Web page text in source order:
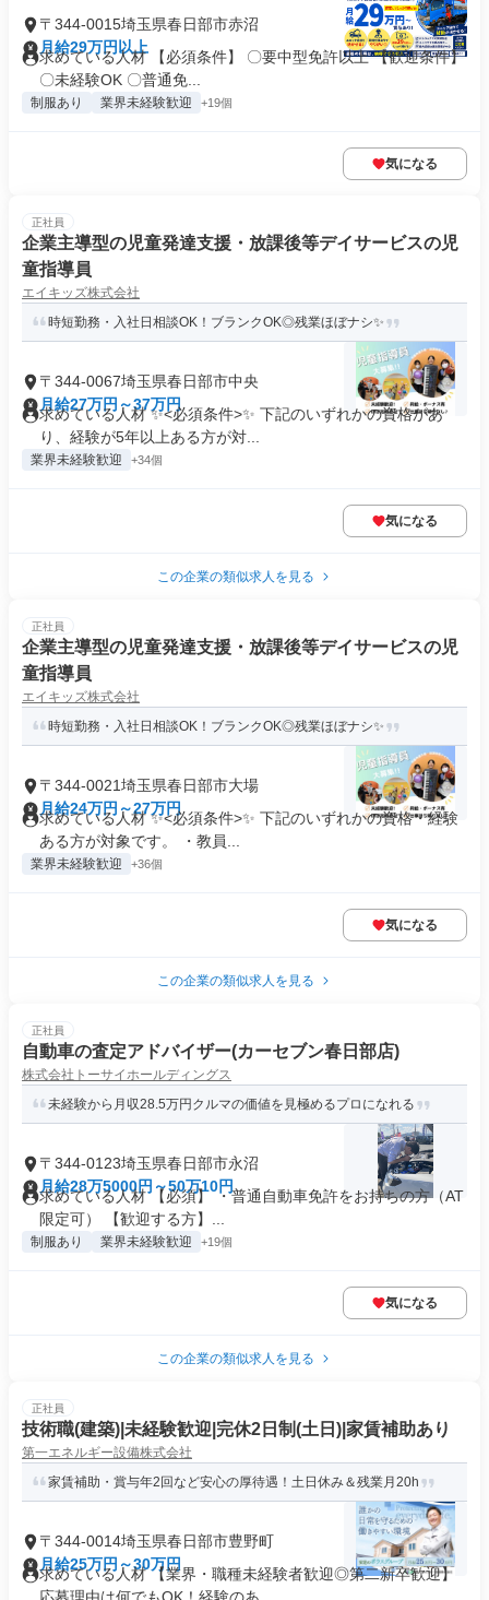
〒344-0015埼玉県春日部市赤沼
月給29万円以上
求めている人材 【必須条件】 〇要中型免許以上 【歓迎条件】
〇未経験OK 〇普通免...
制服あり 業界未経験歓迎 +19個
気になる
正社員
企業主導型の児童発達支援・放課後等デイサービスの児
童指導員
エイキッズ株式会社
時短勤務・入社日相談OK！ブランクOK◎残業ほぼナシ✨
〒344-0067埼玉県春日部市中央
月給27万円～37万円
求めている人材 ✨<必須条件>✨ 下記のいずれかの資格があ
り、経験が5年以上ある方が対...
業界未経験歓迎 +34個
気になる
この企業の類似求人を見る
正社員
企業主導型の児童発達支援・放課後等デイサービスの児
童指導員
エイキッズ株式会社
時短勤務・入社日相談OK！ブランクOK◎残業ほぼナシ✨
〒344-0021埼玉県春日部市大場
月給24万円～27万円
求めている人材 ✨<必須条件>✨ 下記のいずれかの資格・経験
ある方が対象です。 ・教員...
業界未経験歓迎 +36個
気になる
この企業の類似求人を見る
正社員
自動車の査定アドバイザー(カーセブン春日部店)
株式会社トーサイホールディングス
未経験から月収28.5万円クルマの価値を見極めるプロになれる
〒344-0123埼玉県春日部市永沼
月給28万5000円～50万10円
求めている人材 【必須】 ・普通自動車免許をお持ちの方（AT
限定可） 【歓迎する方】...
制服あり 業界未経験歓迎 +19個
気になる
この企業の類似求人を見る
正社員
技術職(建築)|未経験歓迎|完休2日制(土日)|家賃補助あり
第一エネルギー設備株式会社
家賃補助・賞与年2回など安心の厚待遇！土日休み＆残業月20h
〒344-0014埼玉県春日部市豊野町
月給25万円～30万円
求めている人材 【業界・職種未経験者歓迎◎第二新卒歓迎】